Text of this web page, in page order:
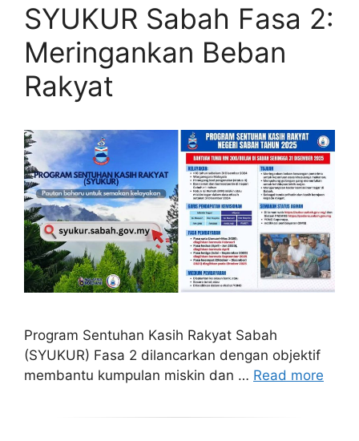
SYUKUR Sabah Fasa 2:
Meringankan Beban
Rakyat
Program Sentuhan Kasih Rakyat Sabah
(SYUKUR) Fasa 2 dilancarkan dengan objektif
membantu kumpulan miskin dan … Read more